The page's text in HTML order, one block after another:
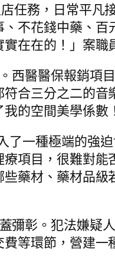
店任務，日常平
不花錢中藥、百
在在的！」案
西醫醫保報銷項
合三分之二的
我的空間美學係數
了一種極端的強
項目，很難對能
藥材、藥材品
蓋彌彰。犯法嫌疑
等環節，營建一